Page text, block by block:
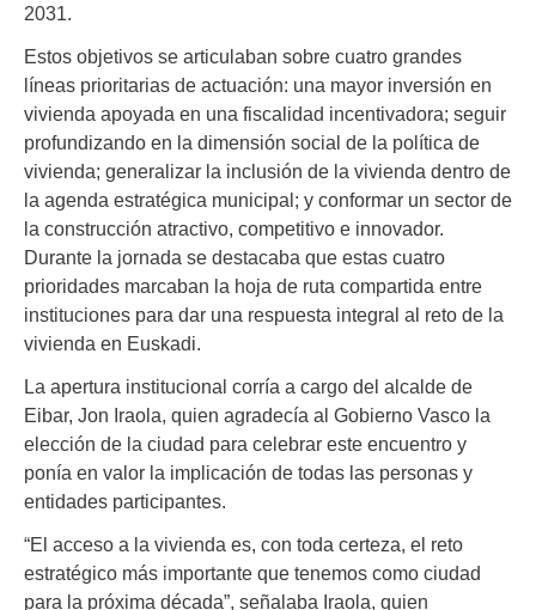
2031.
Estos objetivos se articulaban sobre cuatro grandes
líneas prioritarias de actuación: una mayor inversión en
vivienda apoyada en una fiscalidad incentivadora; seguir
profundizando en la dimensión social de la política de
vivienda; generalizar la inclusión de la vivienda dentro de
la agenda estratégica municipal; y conformar un sector de
la construcción atractivo, competitivo e innovador.
Durante la jornada se destacaba que estas cuatro
prioridades marcaban la hoja de ruta compartida entre
instituciones para dar una respuesta integral al reto de la
vivienda en Euskadi.
La apertura institucional corría a cargo del alcalde de
Eibar, Jon Iraola, quien agradecía al Gobierno Vasco la
elección de la ciudad para celebrar este encuentro y
ponía en valor la implicación de todas las personas y
entidades participantes.
“El acceso a la vivienda es, con toda certeza, el reto
estratégico más importante que tenemos como ciudad
para la próxima década”, señalaba Iraola, quien